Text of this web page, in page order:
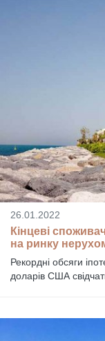
26.01.2022
Кінцеві
на ринку
Рекордні обсяги
доларів США